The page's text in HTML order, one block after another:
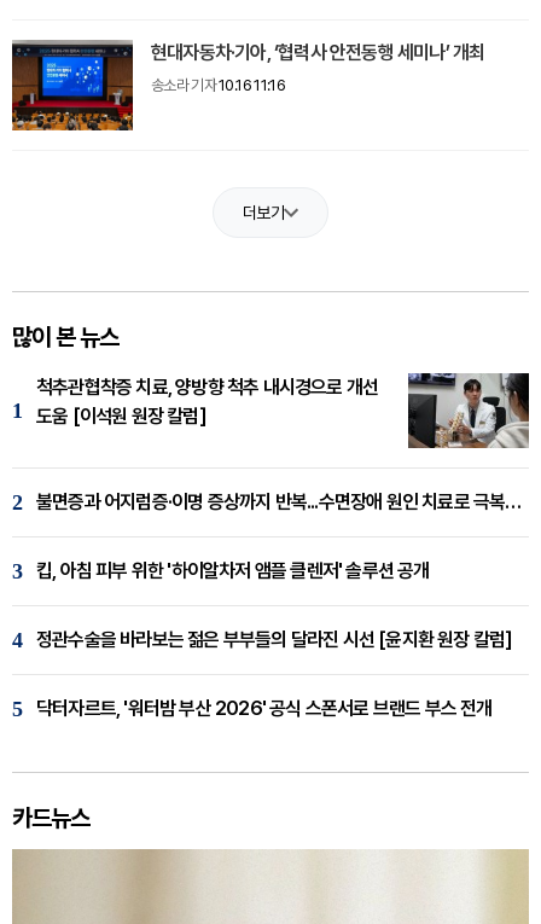
현대자동차·기아, ‘협력사 안전동행 세미나’ 개최
송소라 기자10.16 11:16
더보기
많이 본 뉴스
1
척추관협착증 치료, 양방향 척추 내시경으로 개선
도움 [이석원 원장 칼럼]
2 불면증과 어지럼증·이명 증상까지 반복...수면장애 원인 치료로 극복해야
3 킵, 아침 피부 위한 '하이알차저 앰플 클렌저' 솔루션 공개
4 정관수술을 바라보는 젊은 부부들의 달라진 시선 [윤지환 원장 칼럼]
5 닥터자르트, '워터밤 부산 2026' 공식 스폰서로 브랜드 부스 전개
카드뉴스